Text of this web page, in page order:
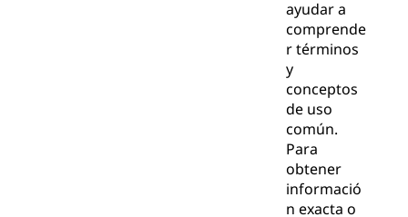
ayudar a
comprende
r términos
y
conceptos
de uso
común.
Para
obtener
informació
n exacta o